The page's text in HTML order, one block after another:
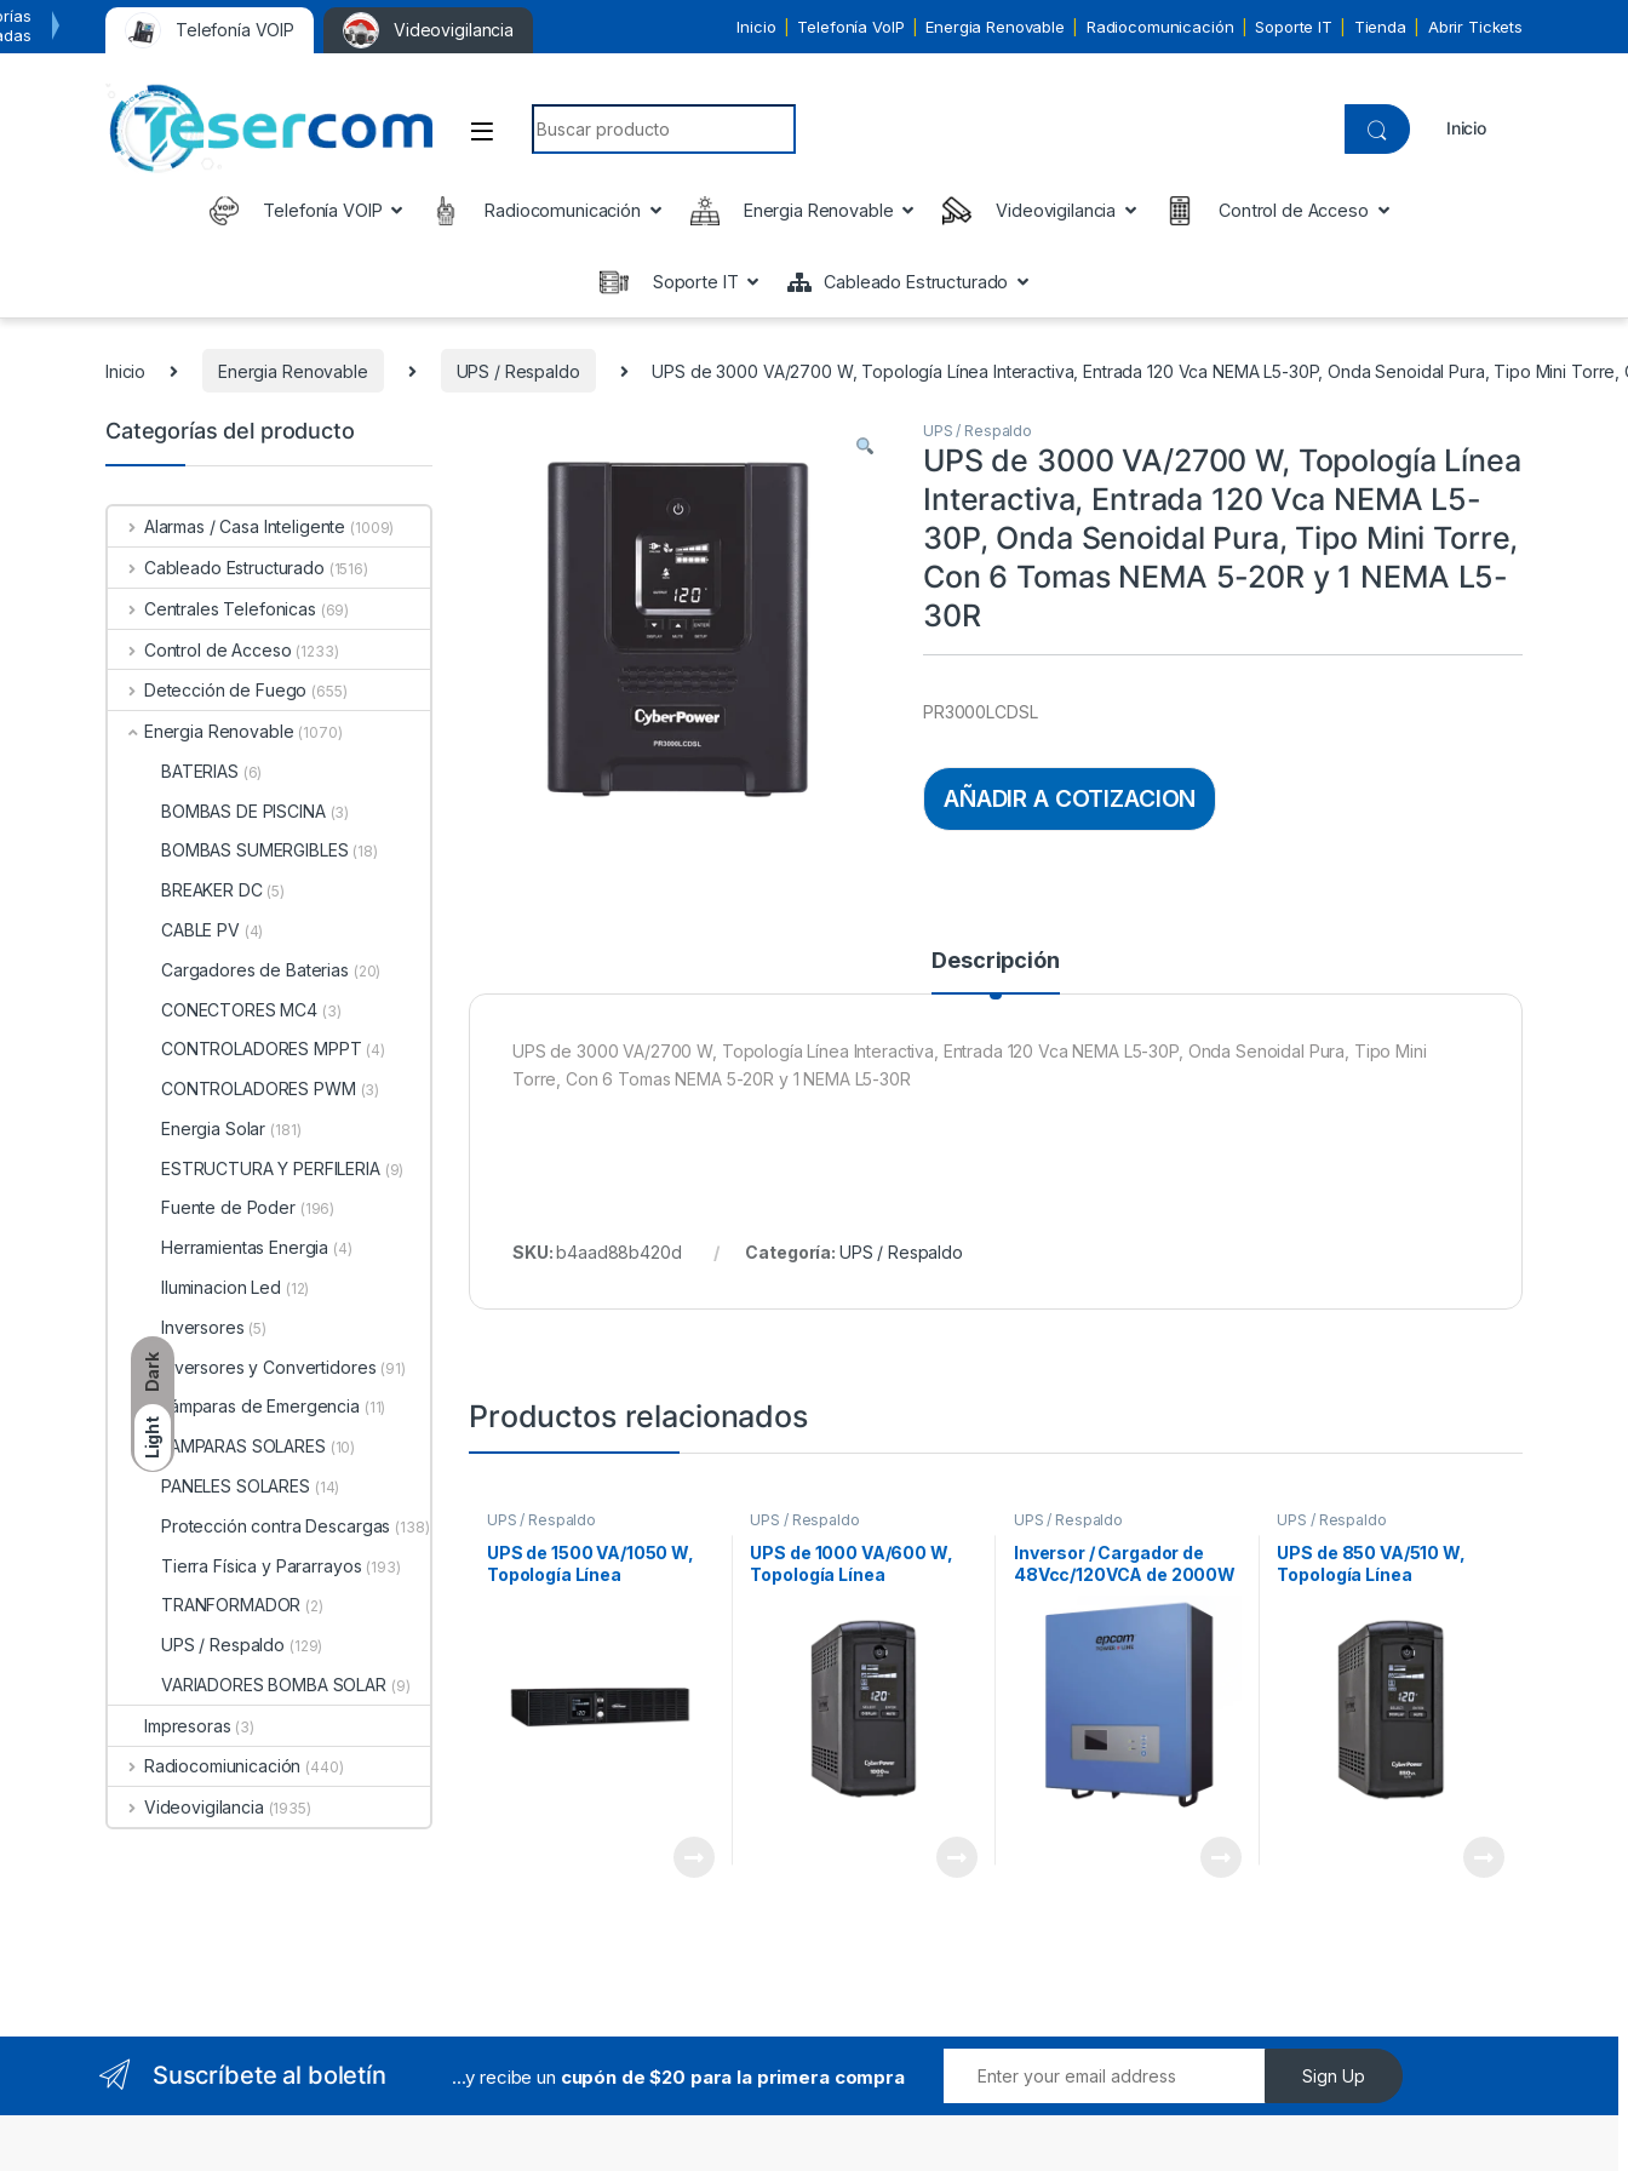
Dark
Light
Telefonía VOIP Videovigilancia Inicio Telefonía VoIP Energia Renovable Radiocomunicación Soporte IT Tienda Abrir Tickets
Search for:
Inicio
Telefonía VOIP Radiocomunicación Energia Renovable Videovigilancia Control de Acceso
Soporte IT Cableado Estructurado
Inicio Energia Renovable UPS / Respaldo UPS de 3000 VA/2700 W, Topología Línea Interactiva, Entrada 120 Vca NEMA L5-30P, Onda Senoidal Pura, Tipo Mini Torre,
UPS / Respaldo
UPS de 3000 VA/2700 W, Topología Línea
Interactiva, Entrada 120 Vca NEMA L5-
30P, Onda Senoidal Pura, Tipo Mini Torre,
Con 6 Tomas NEMA 5-20R y 1 NEMA L5-
30R
PR3000LCDSL
AÑADIR A COTIZACION
Descripción
UPS de 3000 VA/2700 W, Topología Línea Interactiva, Entrada 120 Vca NEMA L5-30P, Onda Senoidal Pura, Tipo Mini
Torre, Con 6 Tomas NEMA 5-20R y 1 NEMA L5-30R
SKU:b4aad88b420d Categoría: UPS / Respaldo
Productos relacionados
UPS / Respaldo
UPS de 1500 VA/1050 W,
Topología Línea
NEMA 5-15R
UPS / Respaldo
UPS de 1000 VA/600 W,
Topología Línea
Vca NEMA 5-15P, Tipo Mini
Torre, Con 9 Tomas NEMA
UPS / Respaldo
Inversor / Cargador de
48Vcc/120VCA de 2000W
controlador MPPT.
Administre una fuente
consumo sin problemas.
UPS / Respaldo
UPS de 850 VA/510 W,
Topología Línea
Vca NEMA 5-15P, Tipo Mini
Torre, Con 9 Tomas NEMA
Categorías del producto
Alarmas / Casa Inteligente (1009)
Cableado Estructurado (1516)
Centrales Telefonicas (69)
Control de Acceso (1233)
Detección de Fuego (655)
Energia Renovable (1070)
BATERIAS (6)
BOMBAS DE PISCINA (3)
BOMBAS SUMERGIBLES (18)
BREAKER DC (5)
CABLE PV (4)
Cargadores de Baterias (20)
CONECTORES MC4 (3)
CONTROLADORES MPPT (4)
CONTROLADORES PWM (3)
Energia Solar (181)
ESTRUCTURA Y PERFILERIA (9)
Fuente de Poder (196)
Herramientas Energia (4)
Iluminacion Led (12)
Inversores (5)
Inversores y Convertidores (91)
Lámparas de Emergencia (11)
LAMPARAS SOLARES (10)
PANELES SOLARES (14)
Protección contra Descargas (138)
Tierra Física y Pararrayos (193)
TRANFORMADOR (2)
UPS / Respaldo (129)
VARIADORES BOMBA SOLAR (9)
Impresoras (3)
Radiocomiunicación (440)
Videovigilancia (1935)
Suscríbete al boletín ...y recibe un cupón de $20 para la primera compra Sign Up